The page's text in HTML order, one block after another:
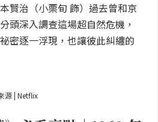
賢治（小栗旬 飾）過去曾和京
頭深入調查這場超自然危機，
密逐一浮現，也讓彼此糾纏的
源 | Netflix